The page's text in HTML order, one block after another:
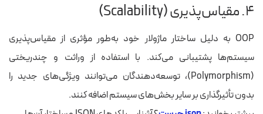
۴. مقیاس‌پذیری (Scalability)
OOP به دلیل ساختار ماژولار خود به‌طور مؤثری از مقیاس‌پذیری
سیستم‌ها پشتیبانی می‌کند. با استفاده از وراثت و چندریختی
(Polymorphism)، توسعه‌دهندگان می‌توانند ویژگی‌های جدید را
بدون تأثیرگذاری بر سایر بخش‌های سیستم اضافه کنند.